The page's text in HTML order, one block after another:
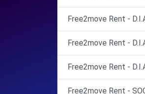
Free2move Rent -
Free2move Rent -
Free2move Rent -
Free2move Rent -